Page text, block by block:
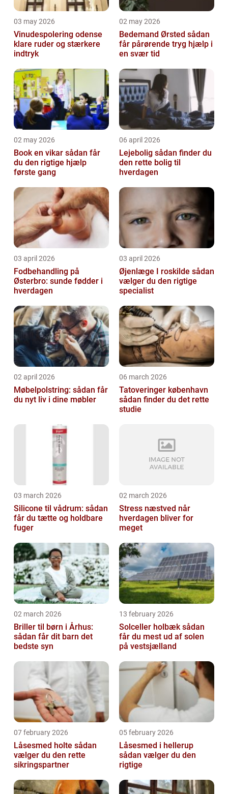
03 may 2026
Vinudespolering odense
klare ruder og stærkere
indtryk
02 may 2026
Bedemand Ørsted sådan
får pårørende tryg hjælp i
en svær tid
02 may 2026
Book en vikar sådan får
du den rigtige hjælp
første gang
06 april 2026
Lejebolig sådan finder du
den rette bolig til
hverdagen
03 april 2026
Fodbehandling på
Østerbro: sunde fødder i
hverdagen
03 april 2026
Øjenlæge I roskilde sådan
vælger du den rigtige
specialist
02 april 2026
Møbelpolstring: sådan får
du nyt liv i dine møbler
06 march 2026
Tatoveringer københavn
sådan finder du det rette
studie
03 march 2026
Silicone til vådrum: sådan
får du tætte og holdbare
fuger
02 march 2026
Stress næstved når
hverdagen bliver for
meget
02 march 2026
Briller til børn i Århus:
sådan får dit barn det
bedste syn
13 february 2026
Solceller holbæk sådan
får du mest ud af solen
på vestsjælland
07 february 2026
Låsesmed holte sådan
vælger du den rette
sikringspartner
05 february 2026
Låsesmed i hellerup
sådan vælger du den
rigtige